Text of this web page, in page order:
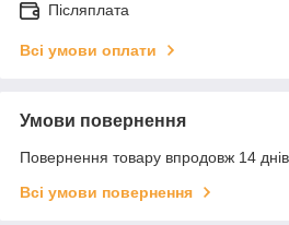
Післяплата
Всі умови оплати
Умови повернення
Повернення товару впродовж 14
Всі умови повернення